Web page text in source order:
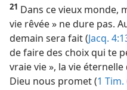
21 Dans ce vieux monde,
vie rêvée » ne dure pas.
demain sera fait (Jacq.
de faire des choix qui te
vraie vie », la vie
Dieu nous promet (1 Tim.